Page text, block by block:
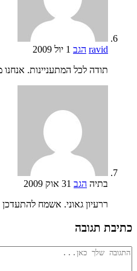
ravid הגב 1 יול 2009
תודה לכל המתעניינות.
בתיה הגב 31 אוק 2009
ררעיון גאוני. אשמח
כתיבת תגובה
להגיב